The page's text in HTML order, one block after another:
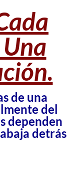
de una
del
dependen
detrás